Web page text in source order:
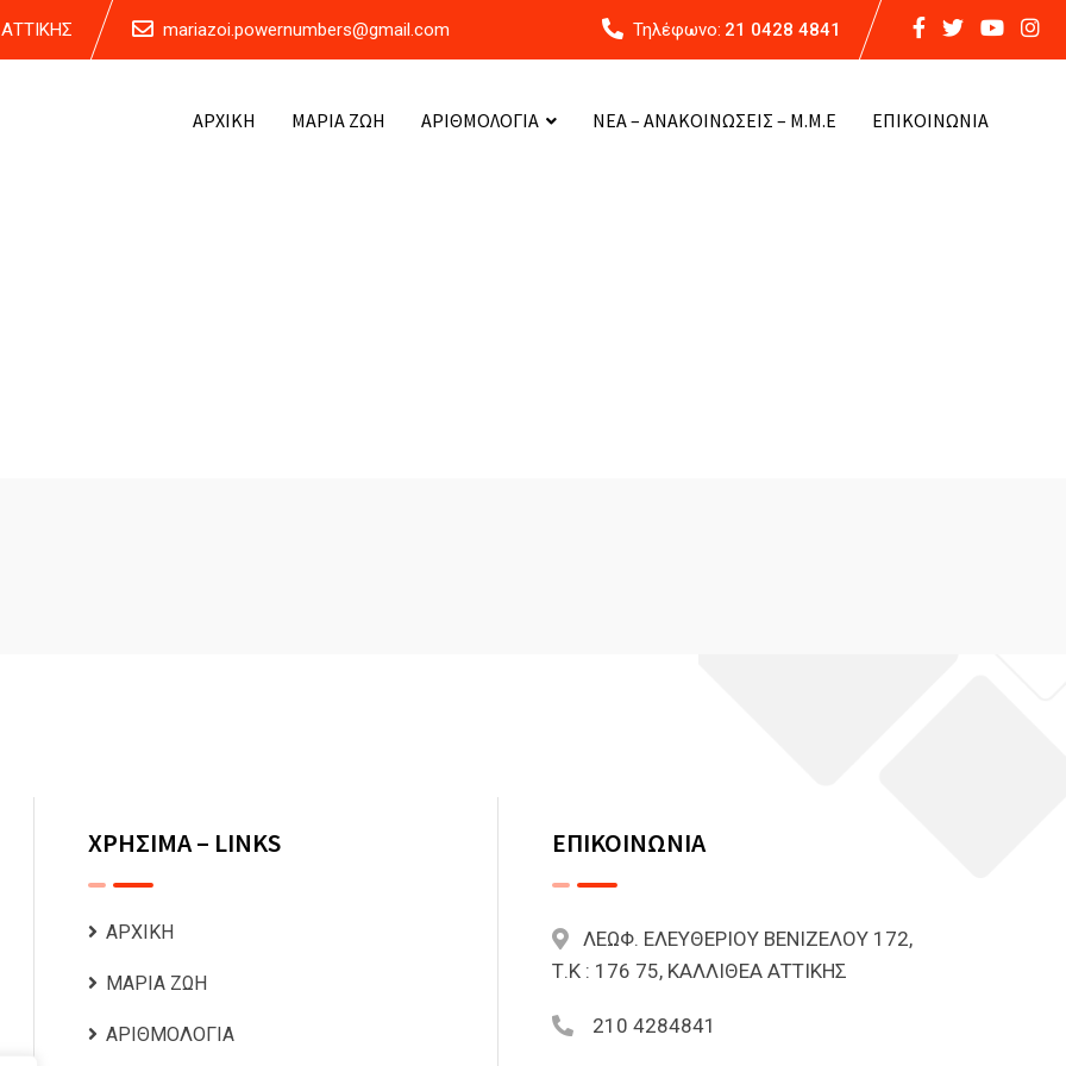
mariazoi.powernumbers@gmail.com Τηλέφωνο: 21 0428 4841
ΑΡΧΙΚΗ ΜΑΡΙΑ ΖΩΗ ΑΡΙΘΜΟΛΟΓΙΑ ΝΕΑ – ΑΝΑΚΟΙΝΩΣΕΙΣ – Μ.Μ.Ε ΕΠΙΚΟΙΝΩΝΙΑ
ΧΡΗΣΙΜΑ – LINKS
ΑΡΧΙΚΗ
ΜΑΡΙΑ ΖΩΗ
ΑΡΙΘΜΟΛΟΓΙΑ
ΕΠΙΚΟΙΝΩΝΙΑ
ΛΕΩΦ. ΕΛΕΥΘΕΡΙΟΥ ΒΕΝΙΖΕΛΟΥ 172,
Τ.Κ : 176 75, ΚΑΛΛΙΘΕΑ ΑΤΤΙΚΗΣ
210 4284841